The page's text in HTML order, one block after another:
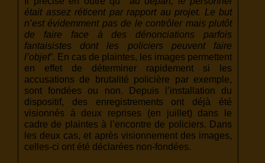
était assez réticent par rapport au projet. Le but
n’est évidemment pas de le contrôler mais plutôt
de faire face à des dénonciations parfois
fantaisistes dont les policiers peuvent faire
l’objet”. En cas de plaintes, les images permettent
en effet de déterminer rapidement si les
accusations de brutalité policière par exemple,
sont fondées ou non. Depuis l’installation du
dispositif, des enregistrements ont déjà été
visionnés à deux reprises (en juillet) dans le
cadre de plaintes à l’encontre de policiers. Dans
les deux cas, et après visionnement des images,
celles-ci ont été déclarées non-fondées.